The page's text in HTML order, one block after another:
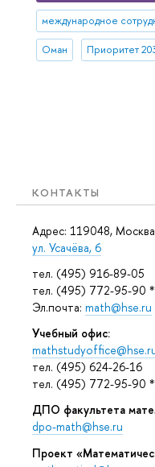
КОНТАКТЫ
Адрес: 119048,
ул. Усачёва, 6
тел. (495) 916-89-05
тел. (495) 772-95-90
Эл.почта: math@hse.ru
Учебный офис:
тел. (495) 624-26-16
тел. (495) 772-95-90
ДПО факультета
dpo-math@hse.ru
Проект
международное
Оман Приоритет